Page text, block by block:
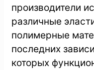
производители
различные
полимерные
последних
которых